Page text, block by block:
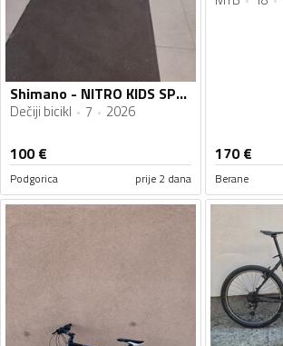
Shimano - NITRO KIDS SPORT
Dečiji bicikl 7 2026
100€
Podgorica prije 2 dana
170€
Berane